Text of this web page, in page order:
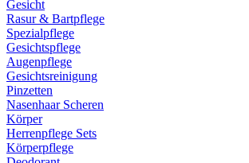
Gesicht
Rasur & Bartpflege
Spezialpflege
Gesichtspflege
Augenpflege
Gesichtsreinigung
Pinzetten
Nasenhaar Scheren
Körper
Herrenpflege Sets
Körperpflege